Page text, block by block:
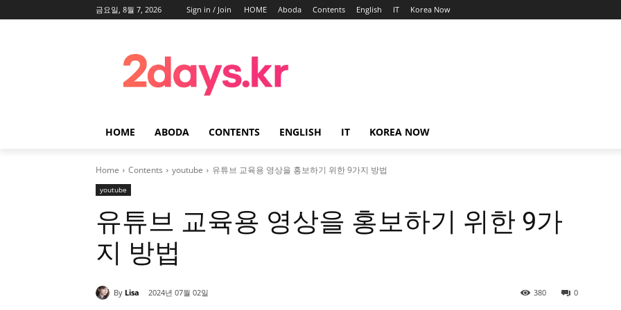
금요일, 8월 7, 2026 Sign in / Join HOME Aboda Contents English IT Korea Now
HOME ABODA CONTENTS ENGLISH IT KOREA NOW
Home Contents youtube 유튜브 교육용 영상을 홍보하기 위한 9가지 방법
youtube
유튜브 교육용 영상을 홍보하기 위한 9가
지 방법
By Lisa 2024년 07월 02일 0
380